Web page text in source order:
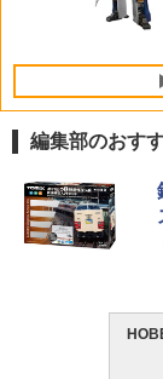
1
1
1
編集部のおす